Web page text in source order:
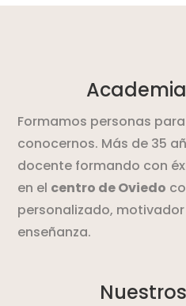
Formamos personas
conocernos. Más de 35
docente formando con
en el centro de Oviedo
personalizado,
enseñanza.